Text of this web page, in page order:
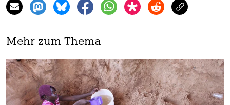
Mehr zum Thema